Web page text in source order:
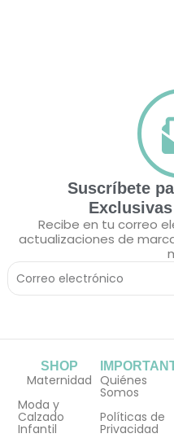
Suscríbete
Recibe en tu correo
actualizaciones de
Correo
Electrónico
SHOP
Maternidad
Moda y
Calzado
Infantil
Quiénes
Somos
Políticas de
Privacidad